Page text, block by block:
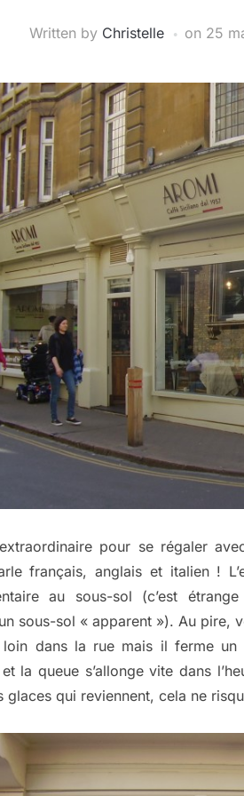
Written by Christelle on 25
pour se régaler
français, anglais et italien !
au sous-sol (c’est
sous-sol « apparent »). Au pire,
dans la rue mais il ferme
la queue s’allonge vite dans
glaces qui reviennent, cela ne